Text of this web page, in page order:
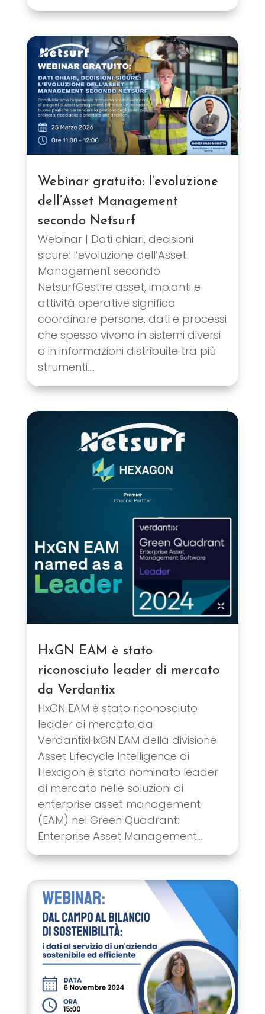
Webinar gratuito: l’evoluzione
dell’Asset Management
secondo Netsurf
Webinar | Dati chiari, decisioni
sicure: l’evoluzione dell’Asset
Management secondo
NetsurfGestire asset, impianti e
attività operative significa
coordinare persone, dati e processi
che spesso vivono in sistemi diversi
o in informazioni distribuite tra più
strumenti....
HxGN EAM è stato
riconosciuto leader di mercato
da Verdantix
HxGN EAM è stato riconosciuto
leader di mercato da
VerdantixHxGN EAM della divisione
Asset Lifecycle Intelligence di
Hexagon è stato nominato leader
di mercato nelle soluzioni di
enterprise asset management
(EAM) nel Green Quadrant:
Enterprise Asset Management...